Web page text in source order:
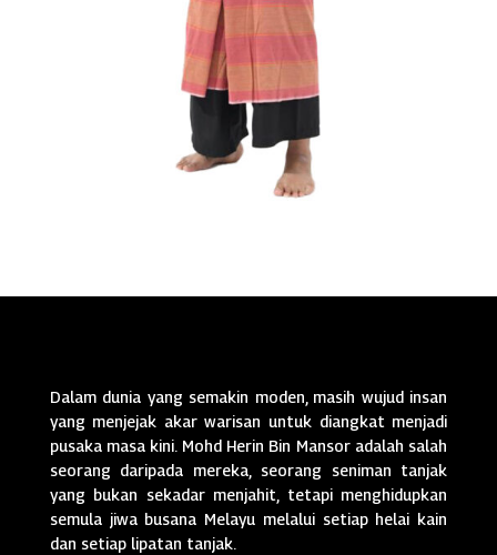
Dalam dunia yang semakin moden, masih wujud insan
yang menjejak akar warisan untuk diangkat menjadi
pusaka masa kini. Mohd Herin Bin Mansor adalah salah
seorang daripada mereka, seorang seniman tanjak
yang bukan sekadar menjahit, tetapi menghidupkan
semula jiwa busana Melayu melalui setiap helai kain
dan setiap lipatan tanjak.